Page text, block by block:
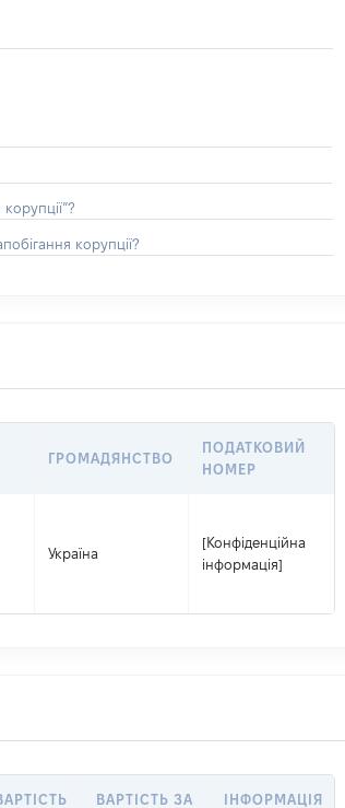
корупції?
ГРОМАДЯНСТВО
ПОДАТКОВИЙ
НОМЕР
Україна
[Конфіденційна
інформація]
ВАРТІСТЬ ЗА
ІНФОРМАЦІЯ